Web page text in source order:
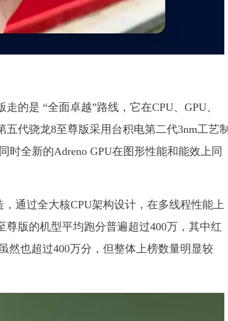
的是 “全面卓越”路线，它在CPU、GPU、
代骁龙8至尊版采用台积电第二代3nm工艺制
时全新的Adreno GPU在图形性能和能效上同
通过全大核CPU架构设计，在多线程性能上
版的机型平均跑分普遍超过400万，其中红
然也超过400万分，但整体上榜数量明显较